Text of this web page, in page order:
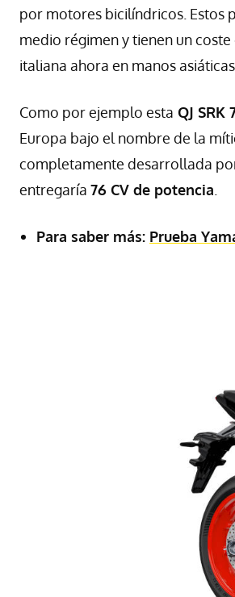
por motores bicilíndricos. Estos
medio régimen y tienen un
italiana ahora en manos asiáticas
Como por ejemplo esta QJ SRK
Europa bajo el nombre de la
completamente desarrollada
entregaría 76 CV de potencia
Para saber más: Prueba